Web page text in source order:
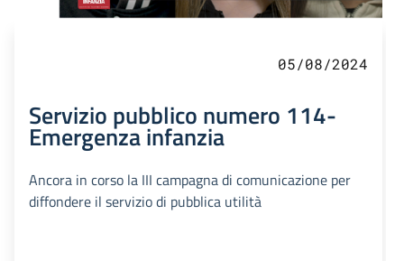
05/08/2024
Servizio pubblico numero 114-
Emergenza infanzia
Ancora in corso la III campagna di comunicazione per
diffondere il servizio di pubblica utilità